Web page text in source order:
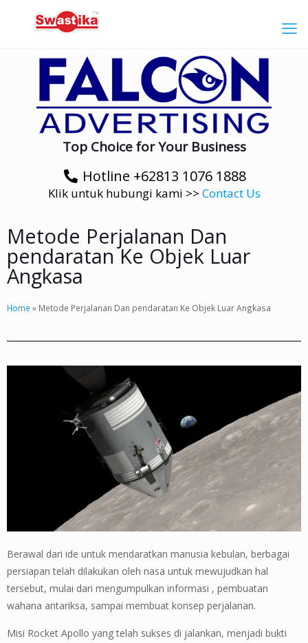
Top Choice for Your Business
Hotline +62813 1076 1888
Klik untuk hubungi kami >> Contact Us
Metode Perjalanan Dan
pendaratan Ke Objek Luar
Angkasa
Home » Metode Perjalanan Dan pendaratan Ke Objek Luar Angkasa
Berawal dari ide untuk mendaratkan manusia kebulan, berbagai
persiapan telah dilakukan oleh nasa untuk mewujudkan hal
tersebut, mulai dari mengumpulkan informasi , pembuatan
wahana antariksa, sampai membuat konsep perjalanan.
Misi Rocket Apollo yang telah sukses di jalankan, menjadi bukti